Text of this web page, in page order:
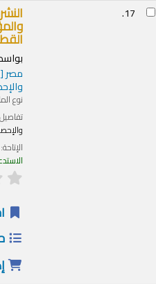
17.
مصر
نوع
الإتاحة: